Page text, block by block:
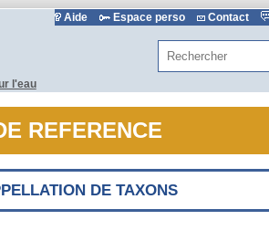
Aide Espace perso Contact
Rechercher
REFERENCE